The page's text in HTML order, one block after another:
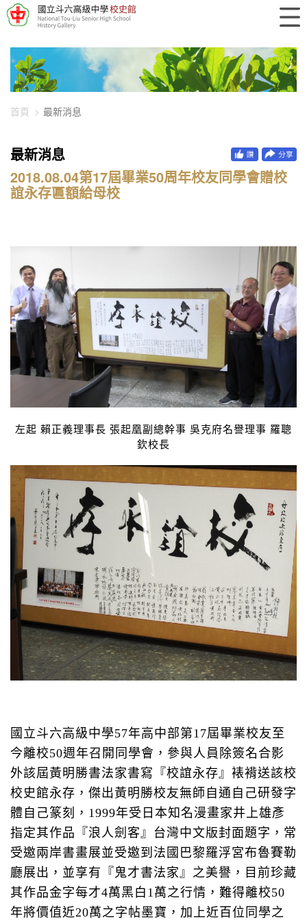
448-1783
首頁 最新消息
最新消息
2018.08.04第17屆畢業50周年校友同學會贈校
誼永存匾額給母校
左起 賴正義理事長 張起凰副總幹事 吳克府名譽理事 羅聰
欽校長
國立斗六高級中學57年高中部第17屆畢業校友至
今離校50週年召開同學會，參與人員除簽名合影
外該屆黃明勝書法家書寫『校誼永存』裱褙送該校
校史館永存，傑出黃明勝校友無師自通自己研發字
體自己篆刻， 1999年受日本知名漫畫家井上雄彥
指定其作品『浪人劍客』台灣中文版封面題字，常
受邀兩岸書畫展並受邀到法國巴黎羅浮宮布魯賽勒
廳展出，並享有『鬼才書法家』之美譽，目前珍藏
其作品金字每才4萬黑白 1 萬之行情，難得離校50
年將價值近20萬之字帖墨寶，加上近百位同學之